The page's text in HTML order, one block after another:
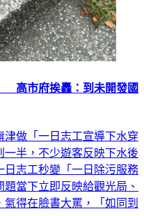
高市府挨轟：到未開發國
津做「一日志工宣導下水穿
半，不少遊客反映下水後
志工秒變「一日除污服務
當下立即反映給觀光局、
得在臉書大罵，「如同到